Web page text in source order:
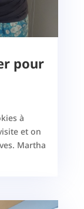
pour
à
et on
Martha